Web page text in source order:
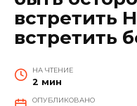
встретить
встретить
НА ЧТЕНИЕ
2 мин
ОПУБЛИКОВАНО